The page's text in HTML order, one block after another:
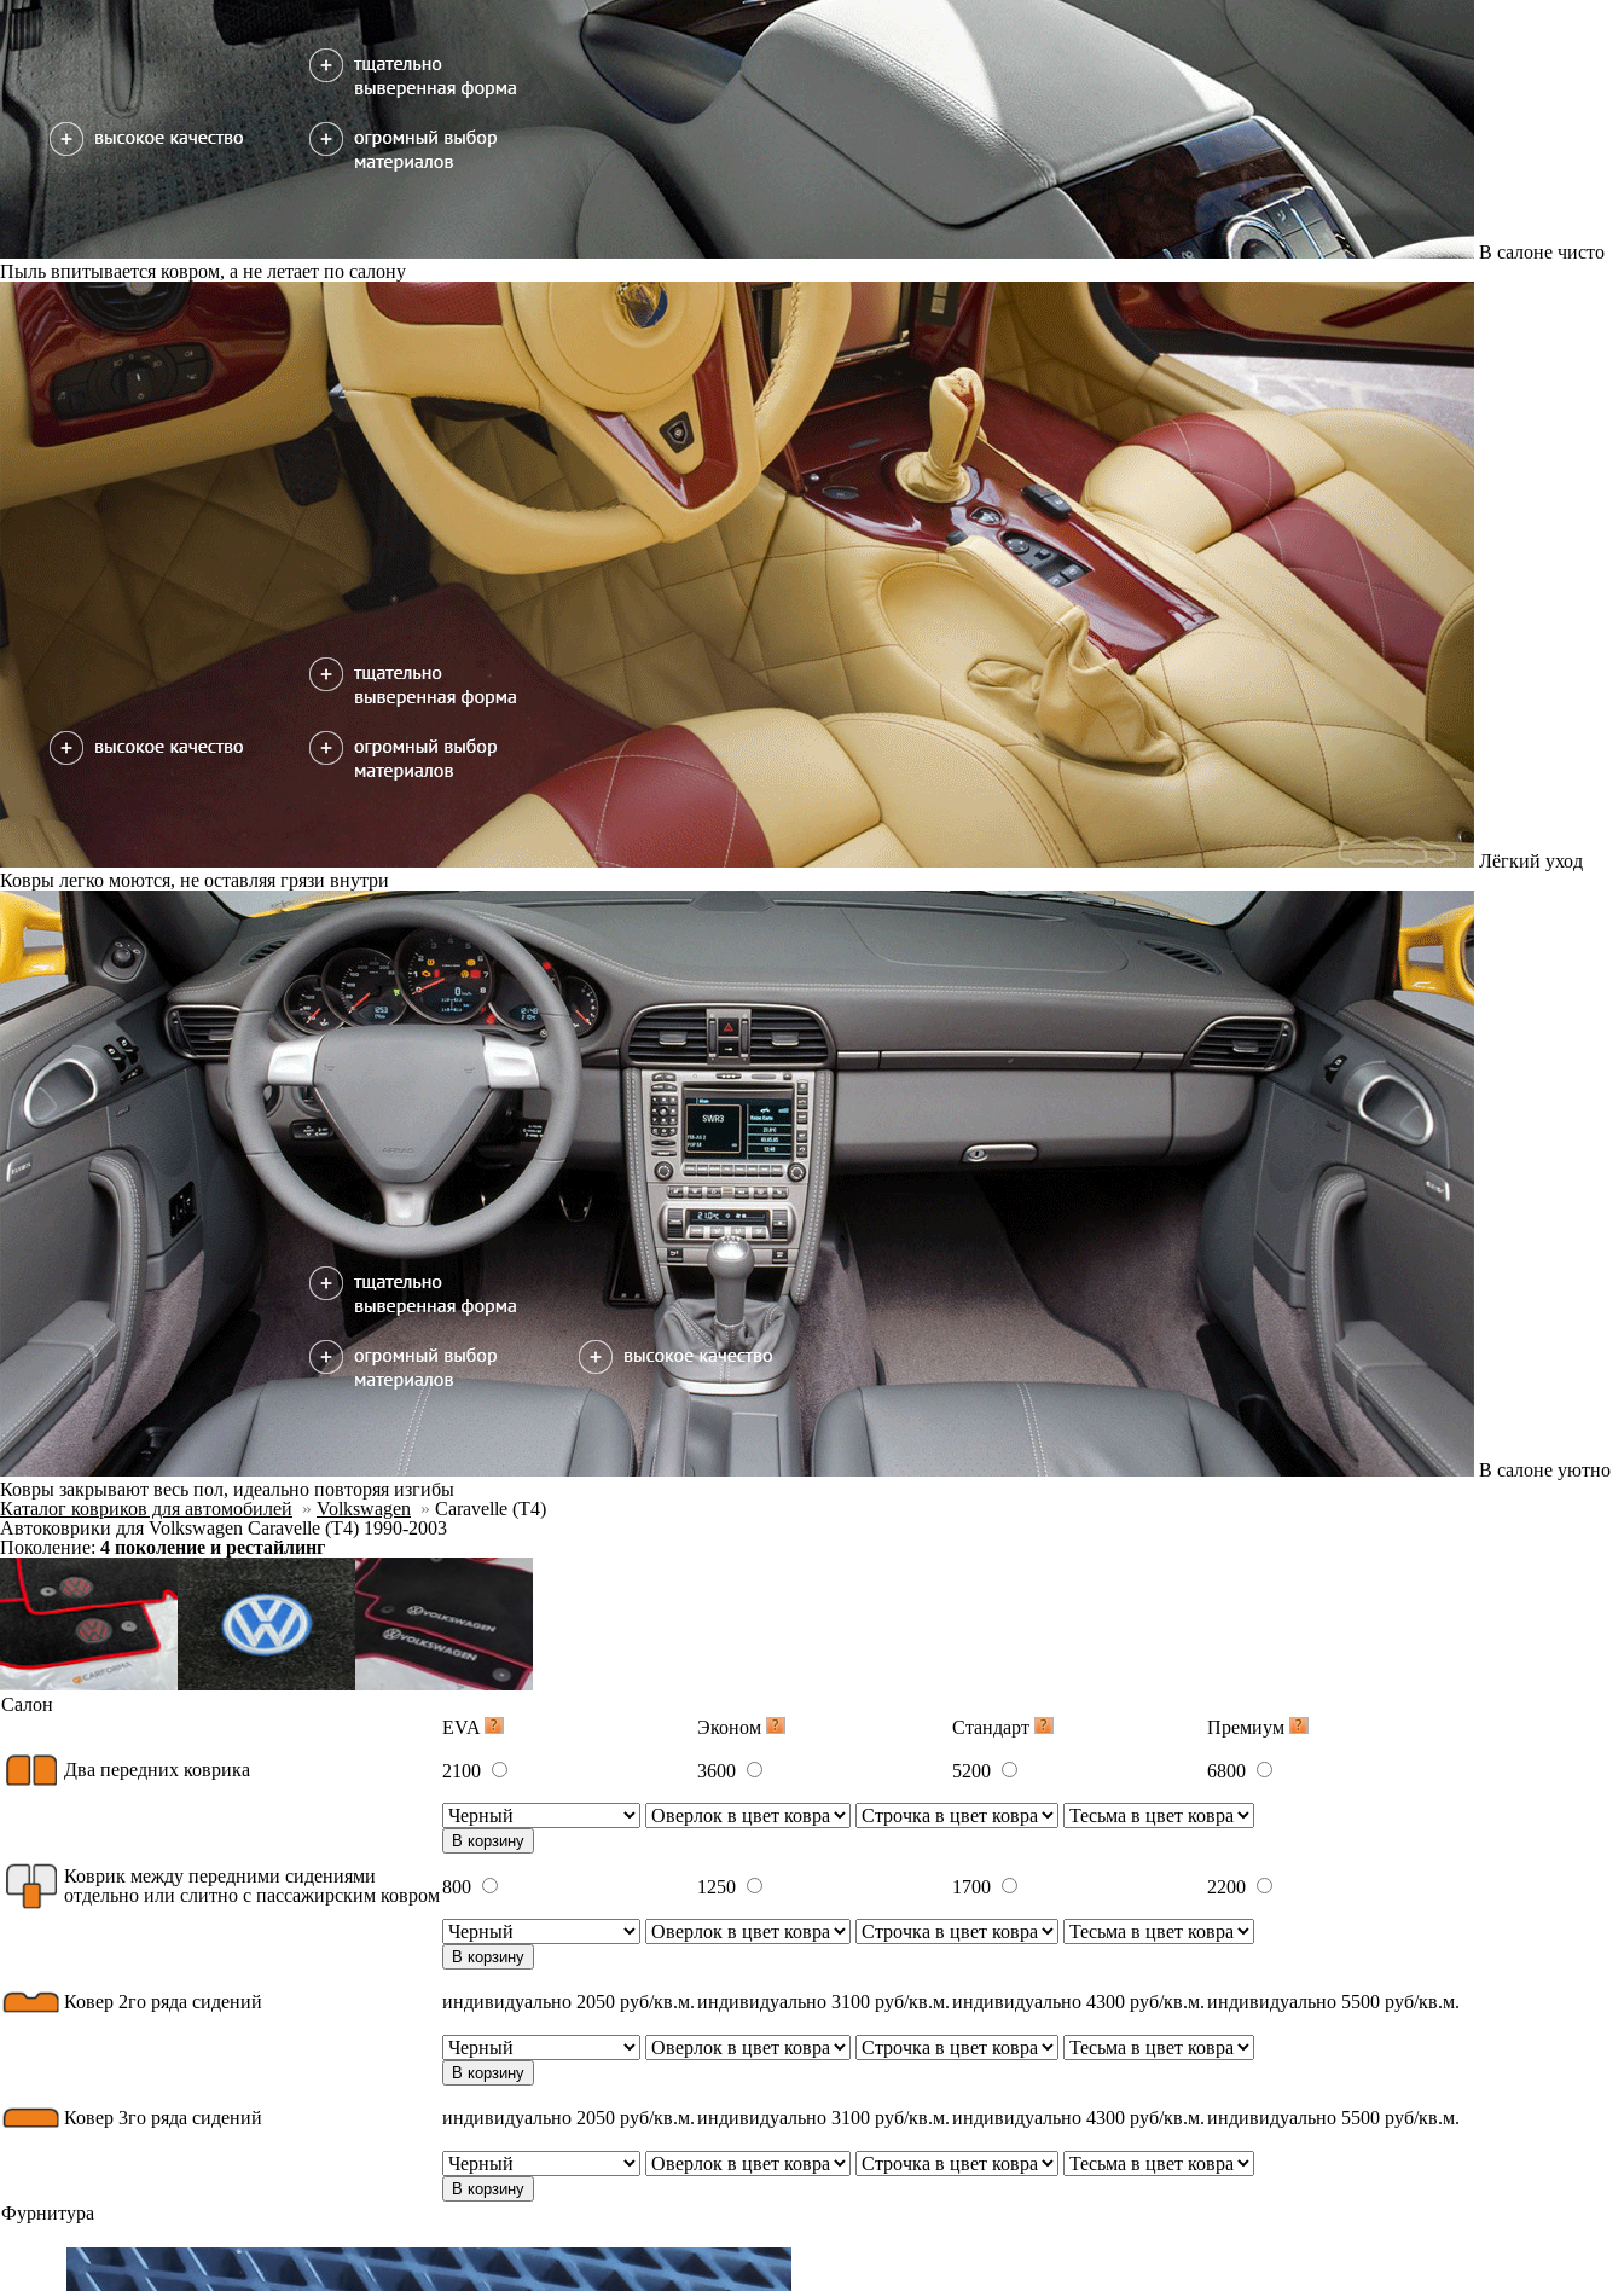
В салоне чисто
Пыль впитывается ковром, а не летает по салону
Лёгкий уход
Ковры легко моются, не оставляя грязи внутри
В салоне уютно
Ковры закрывают весь пол, идеально повторяя изгибы
Каталог ковриков для автомобилей » Volkswagen » Caravelle (T4)
Автоковрики для Volkswagen Caravelle (T4) 1990-2003
Поколение: 4 поколение и рестайлинг
Салон
EVA
Эконом Стандарт Премиум
Два передних коврика 2100 3600 5200 6800
В корзину
Коврик между передними сидениями
отдельно или слитно с пассажирским ковром800 1250 1700 2200
В корзину
Ковер 2го ряда сидений индивидуально 2050 руб/кв.м.индивидуально 3100 руб/кв.м.индивидуально 4300 руб/кв.м.индивидуально 5500 руб/кв.м.
В корзину
Ковер 3го ряда сидений индивидуально 2050 руб/кв.м.индивидуально 3100 руб/кв.м.индивидуально 4300 руб/кв.м.индивидуально 5500 руб/кв.м.
В корзину
Фурнитура